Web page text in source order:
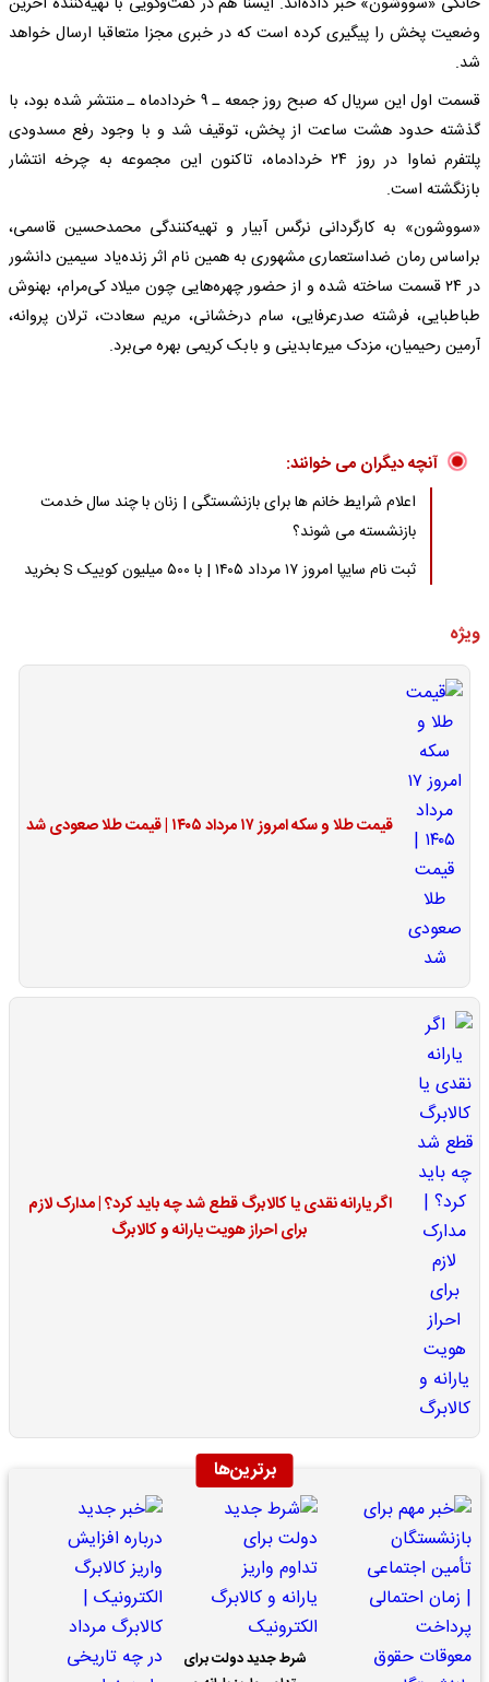
وضعیت پخش را پیگیری کرده است که در خبری مجزا متعاقبا ارسال خواهد
شد.
قسمت اول این سریال که صبح روز جمعه ـ ۹ خردادماه ـ منتشر شده بود، با
گذشته حدود هشت ساعت از پخش، توقیف شد و با وجود رفع مسدودی
پلتفرم نماوا در روز ۲۴ خردادماه، تاکنون این مجموعه به چرخه انتشار
بازنگشته است.
«سووشون» به کارگردانی نرگس آبیار و تهیه‌کنندگی محمدحسین قاسمی،
براساس رمان ضداستعماری مشهوری به همین نام اثر زنده‌یاد سیمین دانشور
در ۲۴ قسمت ساخته شده و از حضور چهره‌هایی چون میلاد کی‌مرام، بهنوش
طباطبایی، فرشته صدرعرفایی، سام درخشانی، مریم سعادت، ترلان پروانه،
آرمین رحیمیان، مزدک میرعابدینی و بابک کریمی بهره می‌برد.
آنچه دیگران می خوانند:
اعلام شرایط خانم ها برای بازنشستگی | زنان با چند سال خدمت
بازنشسته می شوند؟
ثبت نام سایپا امروز ۱۷ مرداد ۱۴۰۵ | با ۵۰۰ میلیون کوییک S بخرید
ویژه
قیمت طلا و سکه امروز ۱۷ مرداد ۱۴۰۵ | قیمت طلا صعودی شد
اگر یارانه نقدی یا کالابرگ قطع شد چه باید کرد؟ | مدارک لازم
برای احراز هویت یارانه و کالابرگ
برترین‌ها
شرط جدید دولت برای